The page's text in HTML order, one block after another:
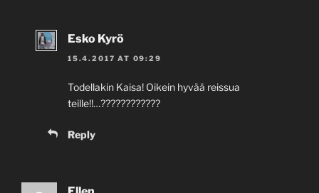
Esko Kyrö
15.4.2017 AT 09:29
Todellakin Kaisa! Oikein hyvää reissua
teille!!…????????????
Reply